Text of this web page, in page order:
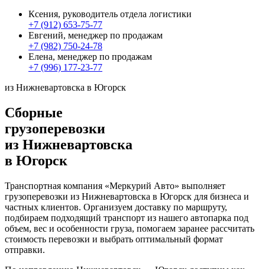
Ксения, руководитель отдела логистики
+7 (912) 653-75-77
Евгений, менеджер по продажам
+7 (982) 750-24-78
Елена, менеджер по продажам
+7 (996) 177-23-77
из Нижневартовска в Югорск
Сборные
грузоперевозки
из Нижневартовска
в Югорск
Транспортная компания «Меркурий Авто» выполняет
грузоперевозки из Нижневартовска в Югорск для бизнеса и
частных клиентов. Организуем доставку по маршруту,
подбираем подходящий транспорт из нашего автопарка под
объем, вес и особенности груза, помогаем заранее рассчитать
стоимость перевозки и выбрать оптимальный формат
отправки.